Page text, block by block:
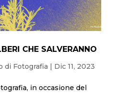
CHE SALVERANNO
di Fotografia Dic 11, 2023
in occasione del